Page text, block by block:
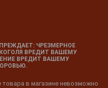
ЧРЕЗМЕРНОЕ
ВРЕДИТ ВАШЕМУ
ВРЕДИТ ВАШЕМУ
товара в магазине невозможно